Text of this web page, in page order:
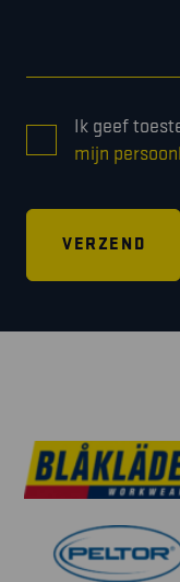
* Ik geef
mijn